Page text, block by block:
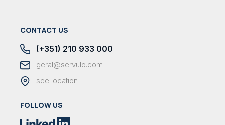
CONTACT US
(+351) 210 933 000
geral@servulo.com
see location
FOLLOW US